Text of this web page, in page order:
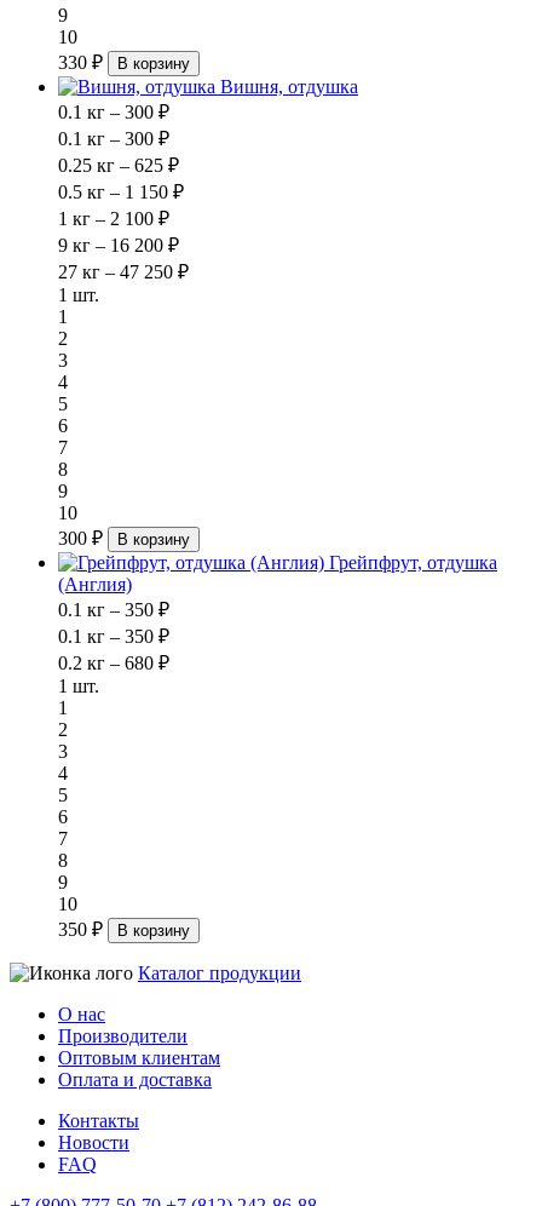
9
10
330 ₽
В корзину
Вишня, отдушка
0.1 кг – 300 ₽
0.1 кг – 300 ₽
0.25 кг – 625 ₽
0.5 кг – 1 150 ₽
1 кг – 2 100 ₽
9 кг – 16 200 ₽
27 кг – 47 250 ₽
1 шт.
1
2
3
4
5
6
7
8
9
10
300 ₽
В корзину
Грейпфрут, отдушка
(Англия)
0.1 кг – 350 ₽
0.1 кг – 350 ₽
0.2 кг – 680 ₽
1 шт.
1
2
3
4
5
6
7
8
9
10
350 ₽
В корзину
Каталог продукции
О нас
Производители
Оптовым клиентам
Оплата и доставка
Контакты
Новости
FAQ